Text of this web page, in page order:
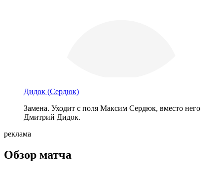
Дидок (Сердюк)
Замена. Уходит с поля Максим Сердюк, вместо него
Дмитрий Дидок.
реклама
Обзор матча